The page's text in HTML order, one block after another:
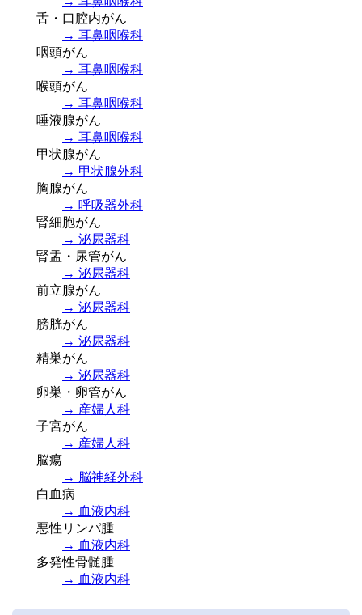
舌・口腔内がん
→ 耳鼻咽喉科
咽頭がん
→ 耳鼻咽喉科
喉頭がん
→ 耳鼻咽喉科
唾液腺がん
→ 耳鼻咽喉科
甲状腺がん
→ 甲状腺外科
胸腺がん
→ 呼吸器外科
腎細胞がん
→ 泌尿器科
腎盂・尿管がん
→ 泌尿器科
前立腺がん
→ 泌尿器科
膀胱がん
→ 泌尿器科
精巣がん
→ 泌尿器科
卵巣・卵管がん
→ 産婦人科
子宮がん
→ 産婦人科
脳瘍
→ 脳神経外科
白血病
→ 血液内科
悪性リンパ腫
→ 血液内科
多発性骨髄腫
→ 血液内科